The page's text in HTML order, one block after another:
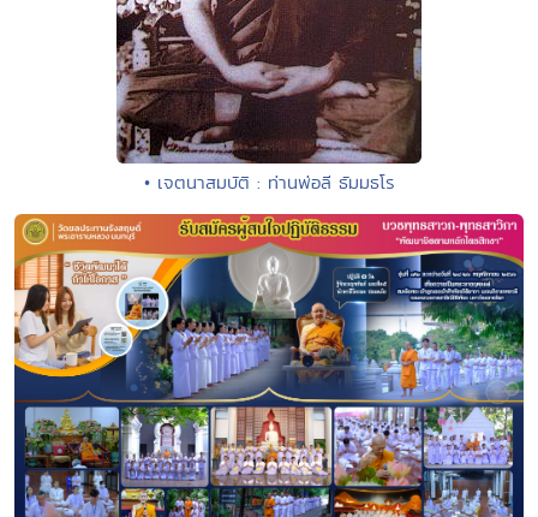
• เจตนาสมบัติ : ท่านพ่อลี ธัมมธโร